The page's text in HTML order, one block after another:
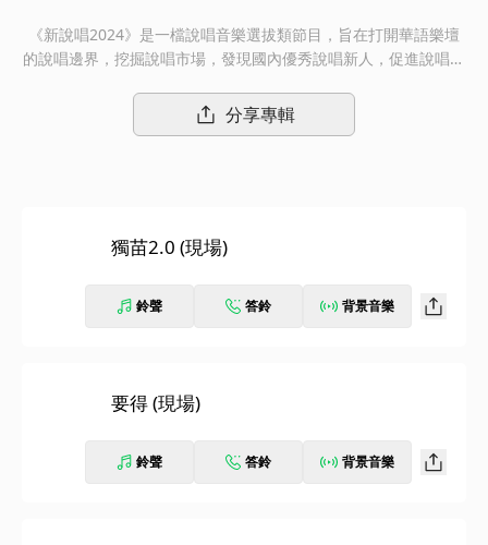
《新說唱2024》是一檔說唱音樂選拔類節目，旨在打開華語樂壇
的說唱邊界，挖掘說唱市場，發現國內優秀說唱新人，促進說唱音
優秀的音樂人才。Ep09“魔王挑戰賽”繼續，說唱歌手選擇想要挑戰
的“魔王”進行比拼，獲得勝利即可直接晉級。面對舞臺經驗豐富
分享專輯
獨苗2.0 (現場)
鈴聲 答鈴 背景音樂
要得 (現場)
鈴聲 答鈴 背景音樂